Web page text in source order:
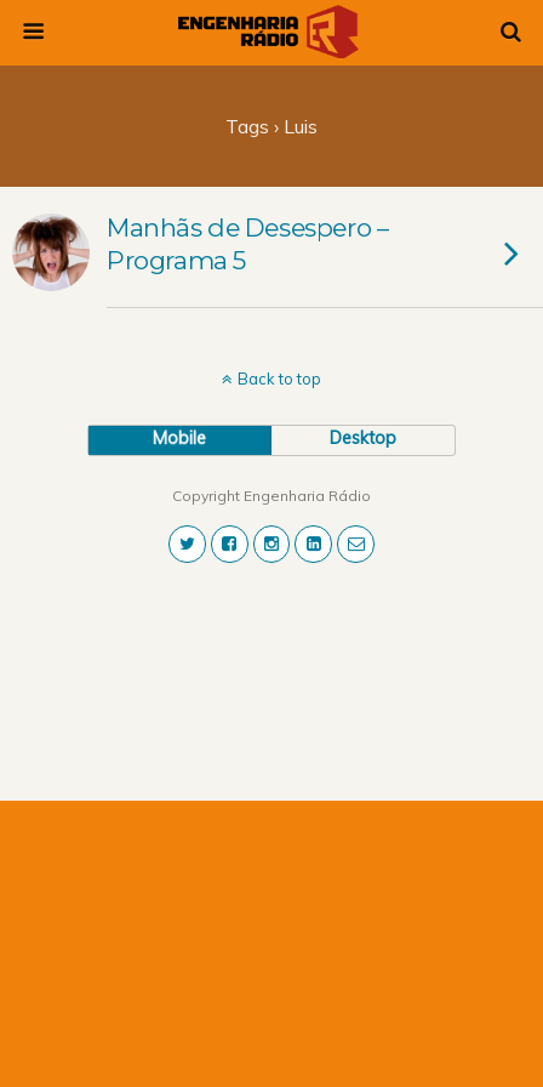
Tags › Luis
Manhãs de Desespero –
Programa 5
Back to top
Mobile Desktop
Copyright Engenharia Rádio